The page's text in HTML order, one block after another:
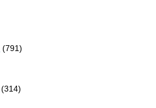
(791)
(314)